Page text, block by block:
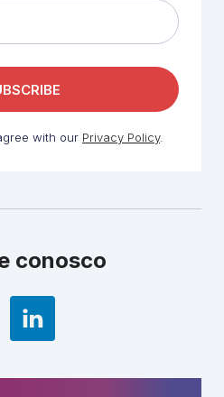
with our Privacy Policy.
conosco
LinkedIn